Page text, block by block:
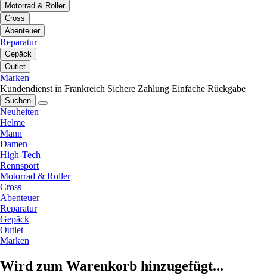
Motorrad & Roller
Cross
Abenteuer
Reparatur
Gepäck
Outlet
Marken
Kundendienst in Frankreich Sichere Zahlung Einfache Rückgabe
Suchen
Neuheiten
Helme
Mann
Damen
High-Tech
Rennsport
Motorrad & Roller
Cross
Abenteuer
Reparatur
Gepäck
Outlet
Marken
Wird zum Warenkorb hinzugefügt...